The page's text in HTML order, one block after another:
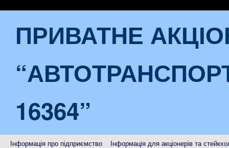
ПРИВАТНЕ
16364”
Інформація про підприємство Інформація для акціонерів та